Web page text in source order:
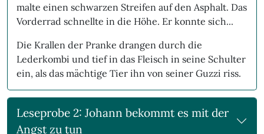
malte einen schwarzen Streifen auf den Asphalt. Das
Vorderrad schnellte in die Höhe. Er konnte sich...
Die Krallen der Pranke drangen durch die
Lederkombi und tief in das Fleisch in seine Schulter
ein, als das mächtige Tier ihn von seiner Guzzi riss.
Leseprobe 2: Johann bekommt es mit der
Angst zu tun